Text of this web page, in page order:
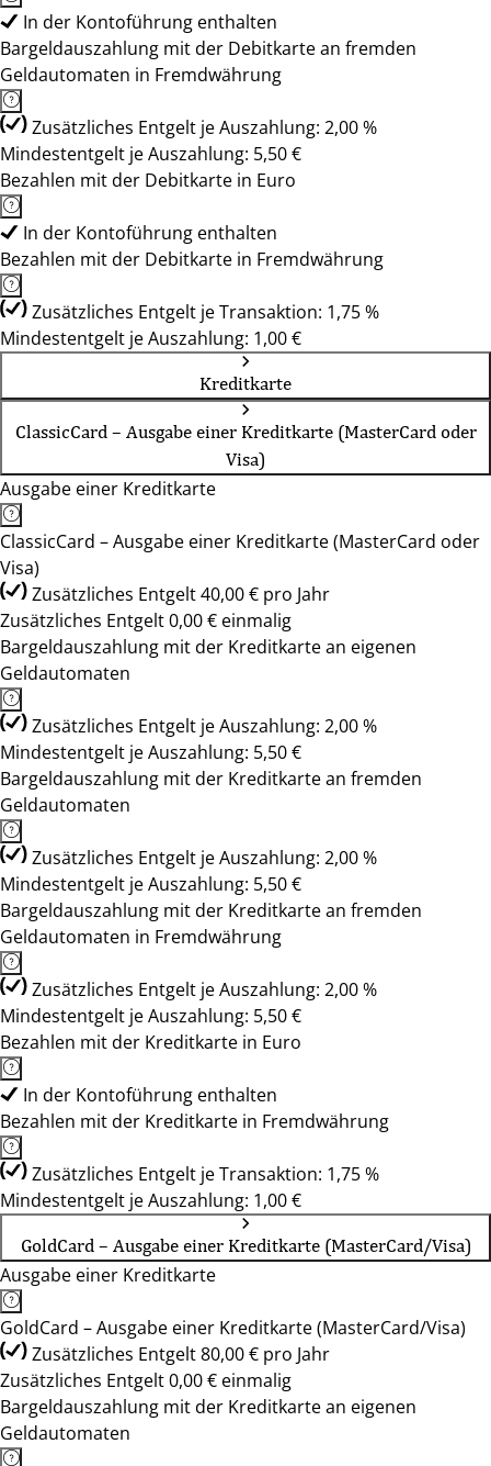
In der Kontoführung enthalten
Bargeldauszahlung mit der Debitkarte an fremden
Geldautomaten in Fremdwährung
Zusätzliches Entgelt je Auszahlung: 2,00 %
Mindestentgelt je Auszahlung: 5,50 €
Bezahlen mit der Debitkarte in Euro
In der Kontoführung enthalten
Bezahlen mit der Debitkarte in Fremdwährung
Zusätzliches Entgelt je Transaktion: 1,75 %
Mindestentgelt je Auszahlung: 1,00 €
Kreditkarte
ClassicCard – Ausgabe einer Kreditkarte (MasterCard oder
Visa)
Ausgabe einer Kreditkarte
ClassicCard – Ausgabe einer Kreditkarte (MasterCard oder
Visa)
Zusätzliches Entgelt 40,00 € pro Jahr
Zusätzliches Entgelt 0,00 € einmalig
Bargeldauszahlung mit der Kreditkarte an eigenen
Geldautomaten
Zusätzliches Entgelt je Auszahlung: 2,00 %
Mindestentgelt je Auszahlung: 5,50 €
Bargeldauszahlung mit der Kreditkarte an fremden
Geldautomaten
Zusätzliches Entgelt je Auszahlung: 2,00 %
Mindestentgelt je Auszahlung: 5,50 €
Bargeldauszahlung mit der Kreditkarte an fremden
Geldautomaten in Fremdwährung
Zusätzliches Entgelt je Auszahlung: 2,00 %
Mindestentgelt je Auszahlung: 5,50 €
Bezahlen mit der Kreditkarte in Euro
In der Kontoführung enthalten
Bezahlen mit der Kreditkarte in Fremdwährung
Zusätzliches Entgelt je Transaktion: 1,75 %
Mindestentgelt je Auszahlung: 1,00 €
GoldCard – Ausgabe einer Kreditkarte (MasterCard/Visa)
Ausgabe einer Kreditkarte
GoldCard – Ausgabe einer Kreditkarte (MasterCard/Visa)
Zusätzliches Entgelt 80,00 € pro Jahr
Zusätzliches Entgelt 0,00 € einmalig
Bargeldauszahlung mit der Kreditkarte an eigenen
Geldautomaten